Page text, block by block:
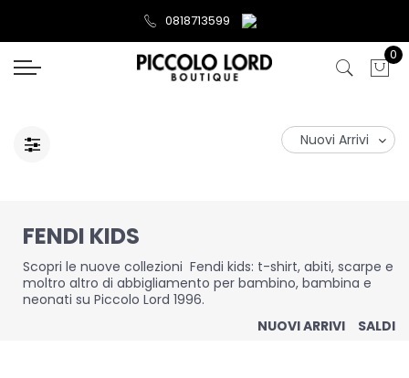
0818713599
0
FENDI KIDS
Scopri le nuove collezioni Fendi kids: t-shirt, abiti, scarpe e
moltro altro di abbigliamento per bambino, bambina e
neonati su Piccolo Lord 1996.
NUOVI ARRIVI
SALDI